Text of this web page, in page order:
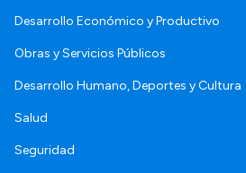
Desarrollo Económico y Productivo
Obras y Servicios Públicos
Desarrollo Humano, Deportes y Cultura
Salud
Seguridad